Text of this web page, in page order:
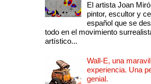
El artista Joan
pintor, escultor y
español que se
todo en el movimiento
artístico...
Wall-E, una
experiencia. Una
genial.